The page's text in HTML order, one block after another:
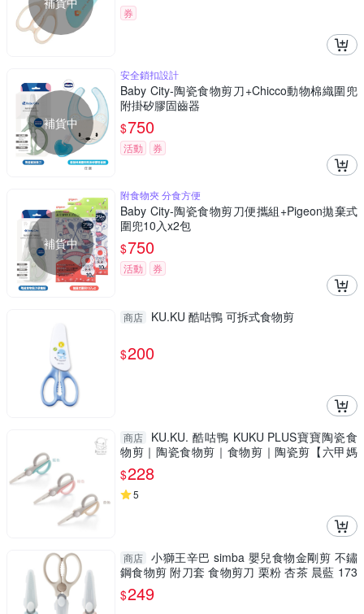
券
補貨中
安全鎖扣設計
Baby City-陶瓷食物剪刀+Chicco動物棉織圍兜
附掛矽膠固齒器
$750
活動 券
補貨中
附食物夾 分食方便
Baby City-陶瓷食物剪刀便攜組+Pigeon拋棄式
圍兜10入x2包
$750
活動 券
商店 KU.KU 酷咕鴨 可拆式食物剪
$200
商店
KU.KU. 酷咕鴨 KUKU PLUS寶寶陶瓷食
物剪｜陶瓷食物剪｜食物剪｜陶瓷剪【六甲媽
咪】
$228
5
商店 小獅王辛巴 simba 嬰兒食物金剛剪 不鏽
鋼食物剪 附刀套 食物剪刀 栗粉 杏茶 晨藍 173
9
$249